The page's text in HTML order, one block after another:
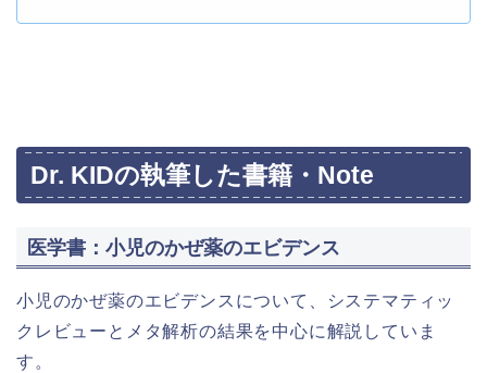
Dr. KIDの執筆した書籍・Note
医学書：小児のかぜ薬のエビデンス
小児のかぜ薬のエビデンスについて、システマティッ
クレビューとメタ解析の結果を中心に解説していま
す。